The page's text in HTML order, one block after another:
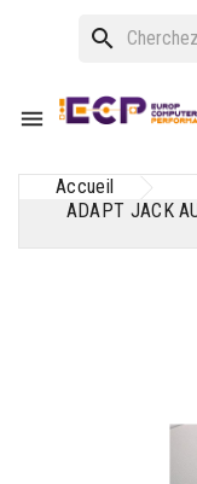
search

Accueil
ADAPT JACK